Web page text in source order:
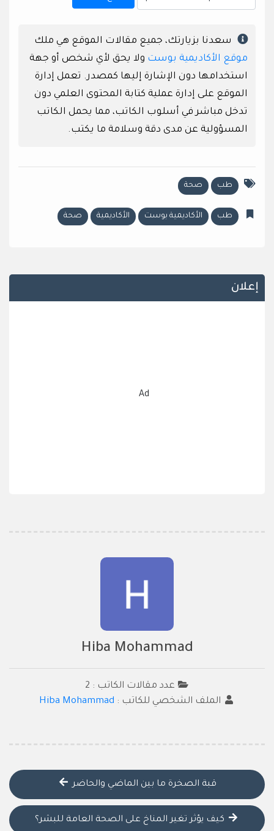
سعدنا بزيارتك، جميع مقالات الموقع هي ملك
موقع الأكاديمية بوست ولا يحق لأي شخص أو جهة
استخدامها دون الإشارة إليها كمصدر. تعمل إدارة
الموقع على إدارة عملية كتابة المحتوى العلمي دون
تدخل مباشر في أسلوب الكاتب، مما يحمل الكاتب
المسؤولية عن مدى دقة وسلامة ما يكتب.
طب صحة
طب الأكاديمية بوست الأكاديمية صحة
إعلان
Ad
Hiba Mohammad
عدد مقالات الكاتب : 2
الملف الشخصي للكاتب : Hiba Mohammad
قبة الصخرة ما بين الماضي والحاضر
كيف يؤثر تغير المناخ على الصحة العامة للبشر؟